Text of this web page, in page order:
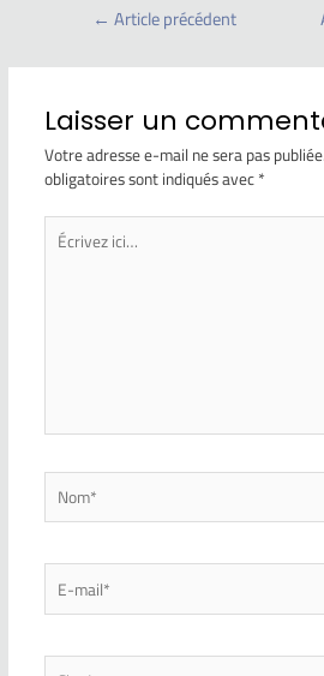
← Article précédent
Laisser un
Votre adresse e-mail ne sera pas publiée.
obligatoires sont indiqués avec*